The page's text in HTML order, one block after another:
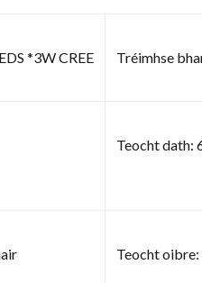
*3W CREE Tréimhse
Teocht dath:
Teocht